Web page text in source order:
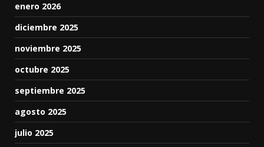
enero 2026
diciembre 2025
noviembre 2025
octubre 2025
septiembre 2025
agosto 2025
julio 2025